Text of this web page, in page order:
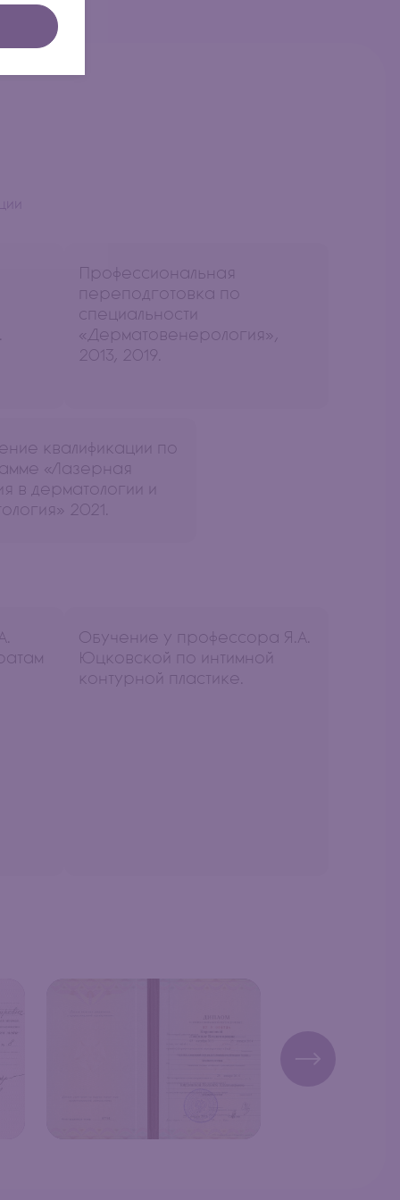
Профессиональная
переподготовка по
специальности
«Дерматовенерология»,
2013, 2019.
квалификации по
«Лазерная
в дерматологии и
2021.
Обучение у профессора Я.А.
Юцковской по интимной
контурной пластике.